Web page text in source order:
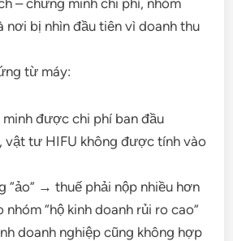
nơi bị nhìn đầu tiên vì doanh thu
từ máy:
được chi phí ban đầu
vật tư HIFU không được tính vào
“ảo” → thuế phải nộp nhiều hơn
“hộ kinh doanh rủi ro cao”
doanh nghiệp cũng không hợp